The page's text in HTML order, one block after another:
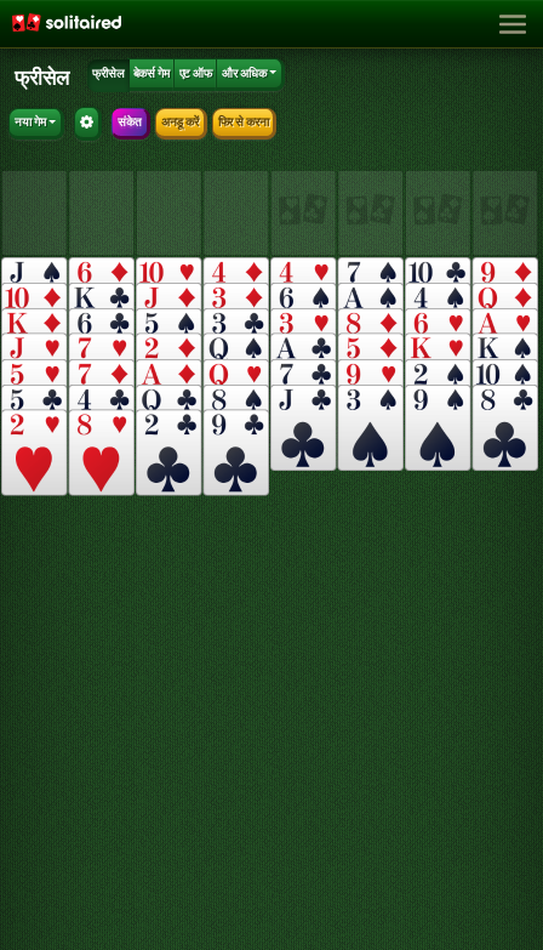
फ्रीसेल फ्रीसेल बेकर्स गेम एट ऑफ और अधिक
नया गेम संकेत अनडू करें फिर से करना